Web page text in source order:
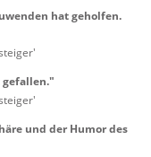
hat geholfen.
und der Humor des